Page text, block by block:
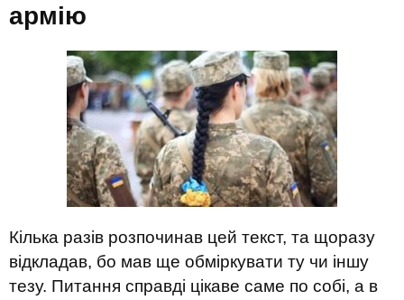
армію
Кілька разів розпочинав цей текст, та щоразу
відкладав, бо мав ще обміркувати ту чи іншу
тезу. Питання справді цікаве саме по собі, а в